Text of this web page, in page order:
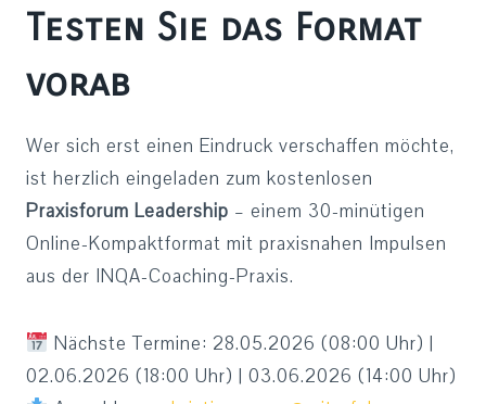
Testen Sie das Format
vorab
Wer sich erst einen Eindruck verschaffen möchte,
ist herzlich eingeladen zum kostenlosen
Praxisforum Leadership – einem 30-minütigen
Online-Kompaktformat mit praxisnahen Impulsen
aus der INQA-Coaching-Praxis.
Nächste Termine: 28.05.2026 (08:00 Uhr) |
02.06.2026 (18:00 Uhr) | 03.06.2026 (14:00 Uhr)